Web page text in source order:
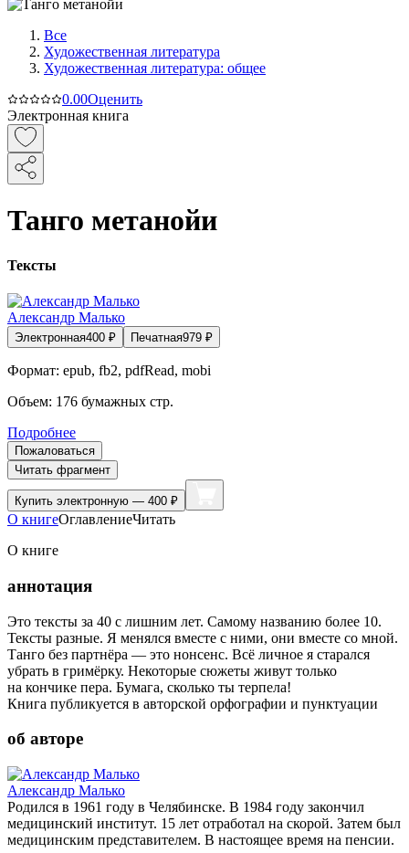
Все
Художественная литература
Художественная литература: общее
0.00Оценить
Электронная книга
Танго метанойи
Тексты
Александр Малько
Электронная400 ₽ Печатная979 ₽
Формат: epub, fb2, pdfRead, mobi
Объем: 176 бумажных стр.
Подробнее
Пожаловаться
Читать фрагмент
Купить электронную — 400 ₽
О книгеОглавлениеЧитать
О книге
аннотация
Это тексты за 40 с лишним лет. Самому названию более 10.
Тексты разные. Я менялся вместе с ними, они вместе со мной.
Танго без партнёра — это нонсенс. Всё личное я старался
убрать в гримёрку. Некоторые сюжеты живут только
на кончике пера. Бумага, сколько ты терпела!
Книга публикуется в авторской орфографии и пунктуации
об авторе
Александр Малько
Родился в 1961 году в Челябинске. В 1984 году закончил
медицинский институт. 15 лет отработал на скорой. Затем был
медицинским представителем. В настоящее время на пенсии.